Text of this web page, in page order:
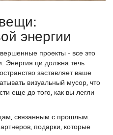
энергии
проекты - все это
Энергия ци должна течь
заставляет ваше
визуальный мусор, что
еще до того, как вы легли
связанным с прошлым.
подарки, которые